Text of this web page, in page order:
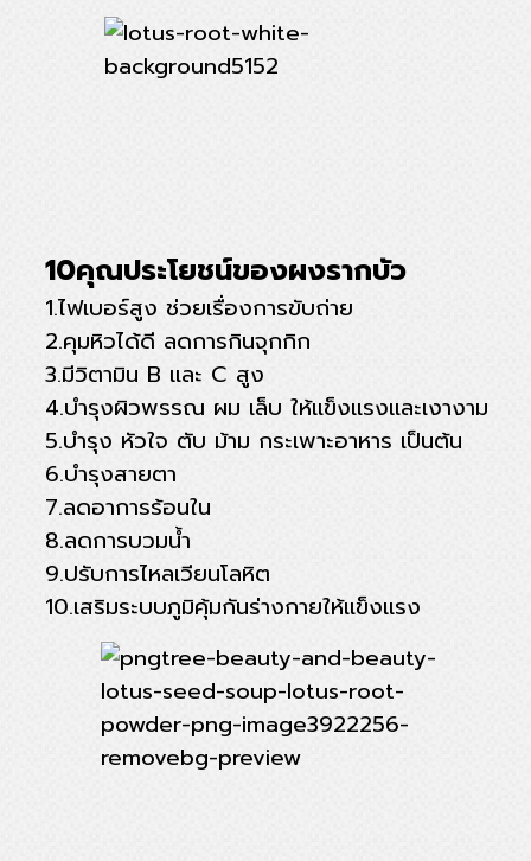
10คุณประโยชน์ของผงรากบัว
1.ไฟเบอร์สูง ช่วยเรื่องการขับถ่าย
2.คุมหิวได้ดี ลดการกินจุกกิก
3.มีวิตามิน B และ C สูง
4.บำรุงผิวพรรณ ผม เล็บ ให้แข็งแรงและเงางาม
5.บำรุง หัวใจ ตับ ม้าม กระเพาะอาหาร เป็นต้น
6.บำรุงสายตา
7.ลดอาการร้อนใน
8.ลดการบวมน้ำ
9.ปรับการไหลเวียนโลหิต
10.เสริมระบบภูมิคุ้มกันร่างกายให้แข็งแรง